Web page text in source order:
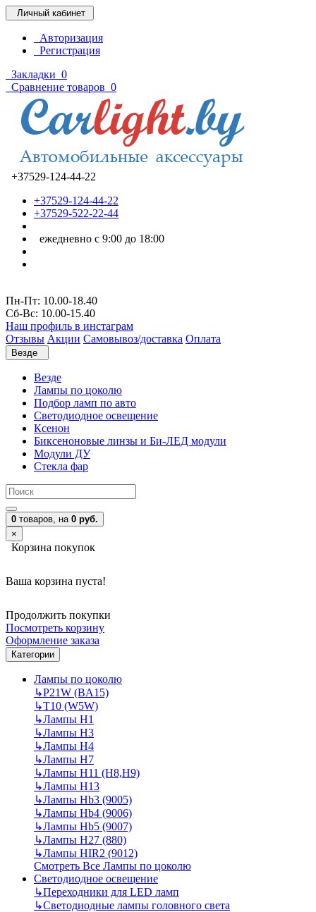
Личный кабинет
Авторизация
Регистрация
Закладки 0
Сравнение товаров 0
+37529-124-44-22
+37529-124-44-22
+37529-522-22-44
ежедневно с 9:00 до 18:00
Пн-Пт: 10.00-18.40
Cб-Вс: 10.00-15.40
Наш профиль в инстаграм
Отзывы Акции Самовывоз/доставка Оплата
Везде
Везде
Лампы по цоколю
Подбор ламп по авто
Светодиодное освещение
Ксенон
Биксеноновые линзы и Би-ЛЕД модули
Модули ДУ
Стекла фар
0 товаров, на 0 руб.
×
Корзина покупок
Ваша корзина пуста!
Продолжить покупки
Посмотреть корзину
Оформление заказа
Категории
Лампы по цоколю
↳P21W (BA15)
↳T10 (W5W)
↳Лампы H1
↳Лампы H3
↳Лампы H4
↳Лампы H7
↳Лампы H11 (H8,H9)
↳Лампы H13
↳Лампы Hb3 (9005)
↳Лампы Hb4 (9006)
↳Лампы Hb5 (9007)
↳Лампы H27 (880)
↳Лампы HIR2 (9012)
Смотреть Все Лампы по цоколю
Светодиодное освещение
↳Переходники для LED ламп
↳Светодиодные лампы головного света